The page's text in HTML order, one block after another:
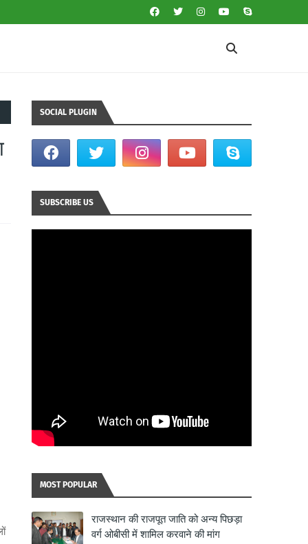
SOCIAL PLUGIN
SUBSCRIBE US
MOST POPULAR
राजस्थान की राजपूत जाति को अन्य पिछड़ा
वर्ग ओबीसी में शामिल करवाने की मांग